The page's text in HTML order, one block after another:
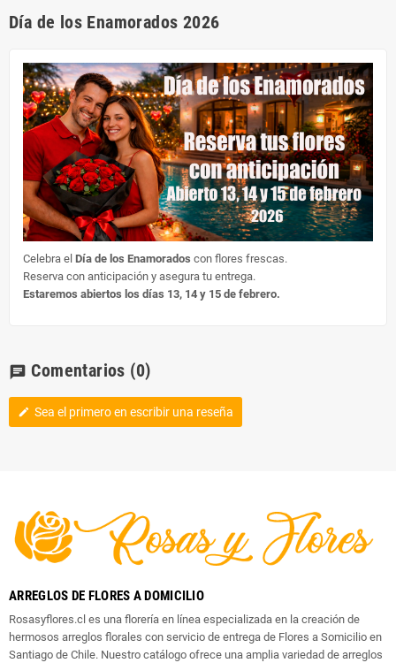
Día de los Enamorados 2026
Celebra el Día de los Enamorados con flores frescas.
Reserva con anticipación y asegura tu entrega.
Estaremos abiertos los días 13, 14 y 15 de febrero.
chat Comentarios (0)
edit Sea el primero en escribir una reseña
ARREGLOS DE FLORES A DOMICILIO
Rosasyflores.cl es una florería en línea especializada en la creación de
hermosos arreglos florales con servicio de entrega de Flores a Somicilio en
Santiago de Chile. Nuestro catálogo ofrece una amplia variedad de arreglos